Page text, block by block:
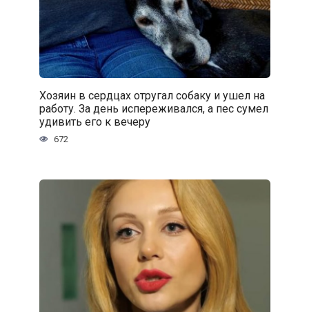
Хозяин в сердцах отругал собаку и ушел на
работу. За день испереживался, а пес сумел
удивить его к вечеру
672